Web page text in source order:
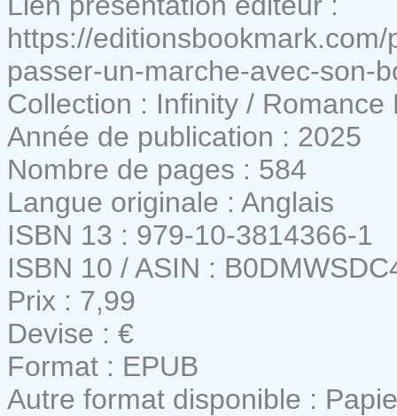
https://
passer-un-marche-avec-son-
Collection : Infinity / Romance
Année de publication : 2025
Nombre de pages : 584
Langue originale : Anglais
ISBN 13 : 979-10-3814366-1
ISBN 10 / ASIN :
Prix : 7,99
Devise : €
Format : EPUB
Autre format disponible :